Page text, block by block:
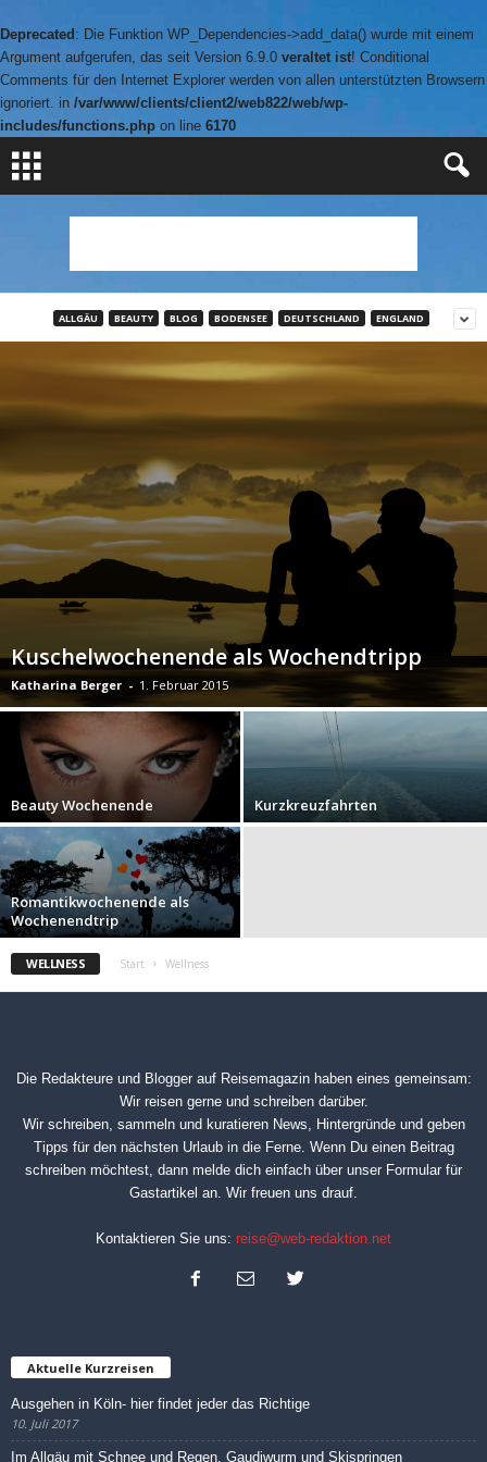
Deprecated : Die Funktion WP_Dependencies->add_data() wurde mit einem
Argument aufgerufen, das seit Version 6.9.0 veraltet ist! Conditional
Comments für den Internet Explorer werden von allen unterstützten Browsern
ignoriert. in /var/www/clients/client2/web822/web/wp-
includes/functions.php on line 6170
ALLGÄU BEAUTY BLOG BODENSEE DEUTSCHLAND ENGLAND
Kuschelwochenende als Wochendtripp
Katharina Berger - 1. Februar 2015
Beauty Wochenende Kurzkreuzfahrten
Romantikwochenende als
Wochenendtrip
WELLNESS Start Wellness
Die Redakteure und Blogger auf Reisemagazinhaben eines gemeinsam:
Wir reisen gerne und schreiben darüber.
Wir schreiben, sammeln und kuratieren News, Hintergründe und geben
Tipps für den nächsten Urlaub in die Ferne. Wenn Du einen Beitrag
schreiben möchtest, dann melde dich einfach über unser Formular für
Gastartikel an. Wir freuen uns drauf.
Kontaktieren Sie uns: reise@web-redaktion.net
Aktuelle Kurzreisen
Ausgehen in Köln- hier findet jeder das Richtige
10. Juli 2017
Im Allgäu mit Schnee und Regen, Gaudiwurm und Skispringen